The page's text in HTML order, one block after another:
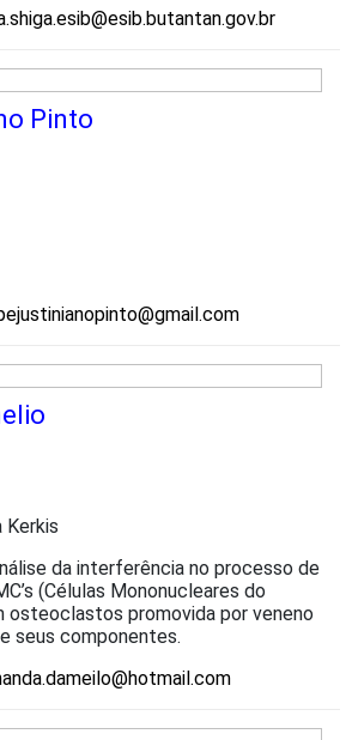
Pinto
Kerkis
da interferência no processo de
(Células Mononucleares do
osteoclastos promovida por veneno
seus componentes.